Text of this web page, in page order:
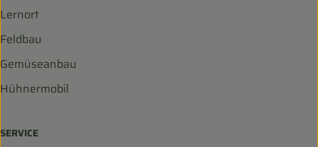
Lernort
Feldbau
Gemüseanbau
Hühnermobil
SERVICE